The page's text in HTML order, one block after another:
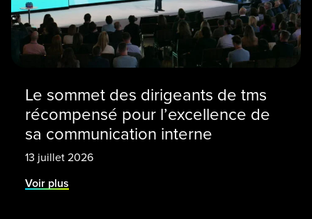
Le sommet des dirigeants de tms
récompensé pour l’excellence de
sa communication interne
13 juillet 2026
Voir plus